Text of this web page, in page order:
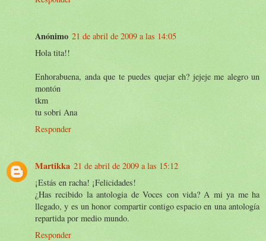
Anónimo 21 de abril de 2009 a las 14:05
Hola tita!!
Enhorabuena, anda que te puedes quejar eh? jejeje me alegro un
montón
tkm
tu sobri Ana
Responder
Martikka 21 de abril de 2009 a las 15:12
¡Estás en racha! ¡Felicidades!
¿Has recibido la antologia de Voces con vida? A mi ya me ha
llegado, y es un honor compartir contigo espacio en una antología
repartida por medio mundo.
Responder